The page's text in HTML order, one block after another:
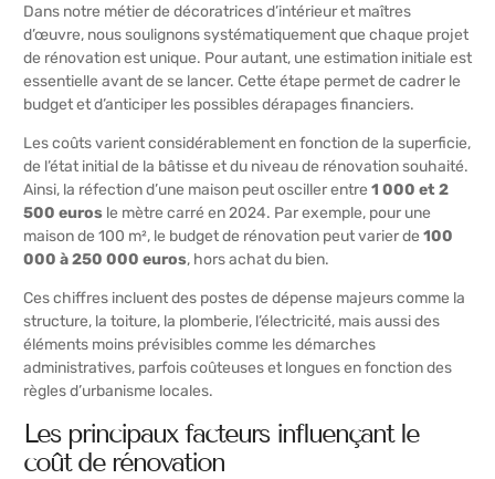
Dans notre métier de décoratrices d’intérieur et maîtres
d’œuvre, nous soulignons systématiquement que chaque projet
de rénovation est unique. Pour autant, une estimation initiale est
essentielle avant de se lancer. Cette étape permet de cadrer le
budget et d’anticiper les possibles dérapages financiers.
Les coûts varient considérablement en fonction de la superficie,
de l’état initial de la bâtisse et du niveau de rénovation souhaité.
Ainsi, la réfection d’une maison peut osciller entre 1 000 et 2
500 euros le mètre carré en 2024. Par exemple, pour une
maison de 100 m², le budget de rénovation peut varier de 100
000 à 250 000 euros, hors achat du bien.
Ces chiffres incluent des postes de dépense majeurs comme la
structure, la toiture, la plomberie, l’électricité, mais aussi des
éléments moins prévisibles comme les démarches
administratives, parfois coûteuses et longues en fonction des
règles d’urbanisme locales.
Les principaux facteurs influençant le
coût de rénovation